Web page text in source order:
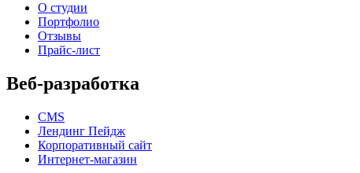
О студии
Портфолио
Отзывы
Прайс-лист
Веб-разработка
CMS
Лендинг Пейдж
Корпоративный сайт
Интернет-магазин